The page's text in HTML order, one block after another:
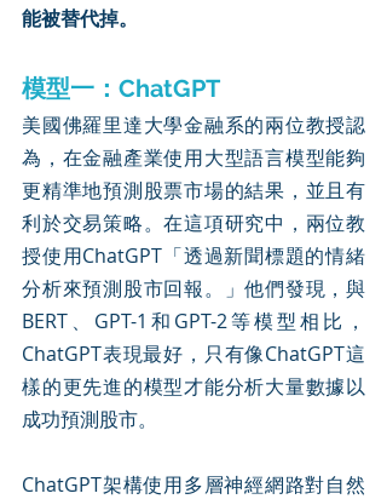
能被替代掉。
模型一：ChatGPT
美國佛羅里達大學金融系的兩位教授認
為，在金融產業使用大型語言模型能夠
更精準地預測股票市場的結果，並且有
利於交易策略。在這項研究中，兩位教
授使用ChatGPT「透過新聞標題的情緒
分析來預測股市回報。」他們發現，與
BERT、GPT-1和GPT-2等模型相比，
ChatGPT表現最好，只有像ChatGPT這
樣的更先進的模型才能分析大量數據以
成功預測股市。
ChatGPT架構使用多層神經網路對自然